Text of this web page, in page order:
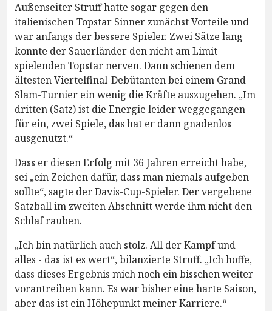
Außenseiter Struff hatte sogar gegen den
italienischen Topstar Sinner zunächst Vorteile und
war anfangs der bessere Spieler. Zwei Sätze lang
konnte der Sauerländer den nicht am Limit
spielenden Topstar nerven. Dann schienen dem
ältesten Viertelfinal-Debütanten bei einem Grand-
Slam-Turnier ein wenig die Kräfte auszugehen. „Im
dritten (Satz) ist die Energie leider weggegangen
für ein, zwei Spiele, das hat er dann gnadenlos
ausgenutzt.“
Dass er diesen Erfolg mit 36 Jahren erreicht habe,
sei „ein Zeichen dafür, dass man niemals aufgeben
sollte“, sagte der Davis-Cup-Spieler. Der vergebene
Satzball im zweiten Abschnitt werde ihm nicht den
Schlaf rauben.
„Ich bin natürlich auch stolz. All der Kampf und
alles - das ist es wert“, bilanzierte Struff. „Ich hoffe,
dass dieses Ergebnis mich noch ein bisschen weiter
vorantreiben kann. Es war bisher eine harte Saison,
aber das ist ein Höhepunkt meiner Karriere.“